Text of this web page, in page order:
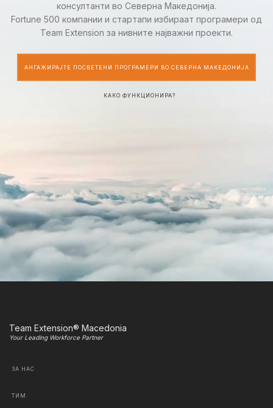
консултанти во Северна Македонија.
Fortune 500 компании и стартапи избираат програмери од
Team Extension за нивните најважни проекти.
АНГАЖИРАЈТЕ ПОСВЕТЕНИ ПРОГРАМЕРИ ВО СЕВЕРНА МАКЕДОНИЈА
КАКО ФУНКЦИОНИРА?
Team Extension® Macedonia
Your Leading Workforce Partner
ЗА НАС
ТИМ